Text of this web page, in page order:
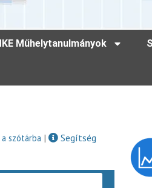
Műhelytanulmányok
szótárba |
Segítség